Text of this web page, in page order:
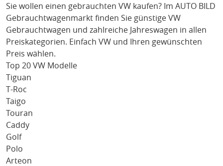
Sie wollen einen gebrauchten VW kaufen? Im AUTO BILD
Gebrauchtwagenmarkt finden Sie günstige VW
Gebrauchtwagen und zahlreiche Jahreswagen in allen
Preiskategorien. Einfach VW und Ihren gewünschten
Preis wählen.
Top 20 VW Modelle
Tiguan
T-Roc
Taigo
Touran
Caddy
Golf
Polo
Arteon